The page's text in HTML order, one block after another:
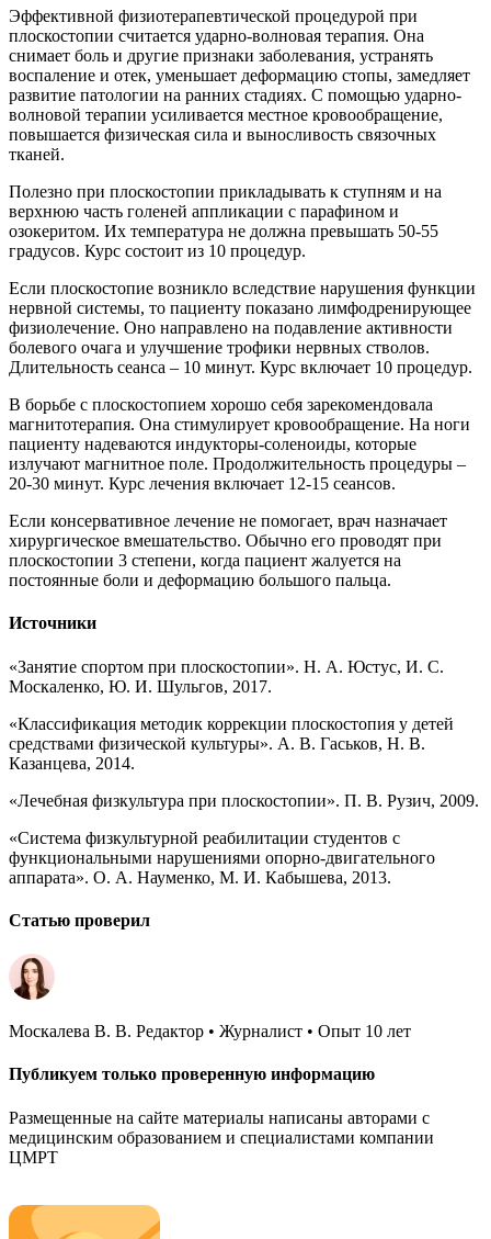
Эффективной физиотерапевтической процедурой при
плоскостопии считается ударно-волновая терапия. Она
снимает боль и другие признаки заболевания, устранять
воспаление и отек, уменьшает деформацию стопы, замедляет
развитие патологии на ранних стадиях. С помощью ударно-
волновой терапии усиливается местное кровообращение,
повышается физическая сила и выносливость связочных
тканей.
Полезно при плоскостопии прикладывать к ступням и на
верхнюю часть голеней аппликации с парафином и
озокеритом. Их температура не должна превышать 50-55
градусов. Курс состоит из 10 процедур.
Если плоскостопие возникло вследствие нарушения функции
нервной системы, то пациенту показано лимфодренирующее
физиолечение. Оно направлено на подавление активности
болевого очага и улучшение трофики нервных стволов.
Длительность сеанса – 10 минут. Курс включает 10 процедур.
В борьбе с плоскостопием хорошо себя зарекомендовала
магнитотерапия. Она стимулирует кровообращение. На ноги
пациенту надеваются индукторы-соленоиды, которые
излучают магнитное поле. Продолжительность процедуры –
20-30 минут. Курс лечения включает 12-15 сеансов.
Если консервативное лечение не помогает, врач назначает
хирургическое вмешательство. Обычно его проводят при
плоскостопии 3 степени, когда пациент жалуется на
постоянные боли и деформацию большого пальца.
Источники
«Занятие спортом при плоскостопии». Н. А. Юстус, И. С.
Москаленко, Ю. И. Шульгов, 2017.
«Классификация методик коррекции плоскостопия у детей
средствами физической культуры». А. В. Гаськов, Н. В.
Казанцева, 2014.
«Лечебная физкультура при плоскостопии». П. В. Рузич, 2009.
«Система физкультурной реабилитации студентов с
функциональными нарушениями опорно-двигательного
аппарата». О. А. Науменко, М. И. Кабышева, 2013.
Статью проверил
Москалева В. В. Редактор • Журналист • Опыт 10 лет
Публикуем только проверенную информацию
Размещенные на сайте материалы написаны авторами с
медицинским образованием и специалистами компании
ЦМРТ